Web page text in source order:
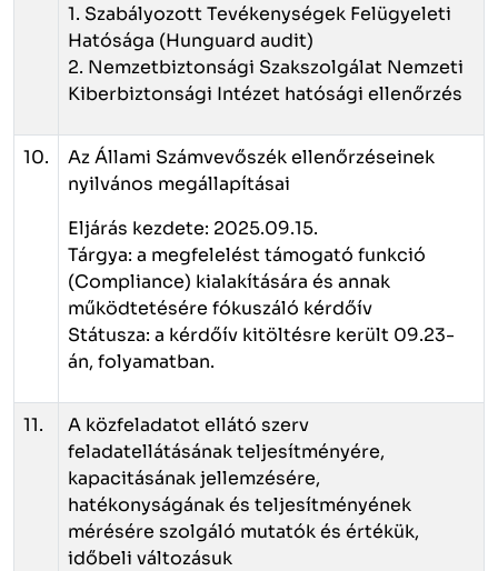
1. Szabályozott Tevékenységek Felügyeleti
Hatósága (Hunguard audit)
2. Nemzetbiztonsági Szakszolgálat Nemzeti
Kiberbiztonsági Intézet hatósági ellenőrzés
10.
Az Állami Számvevőszék ellenőrzéseinek
nyilvános megállapításai
Eljárás kezdete: 2025.09.15.
Tárgya: a megfelelést támogató funkció
(Compliance) kialakítására és annak
működtetésére fókuszáló kérdőív
Státusza: a kérdőív kitöltésre került 09.23-
án, folyamatban.
11.
A közfeladatot ellátó szerv
feladatellátásának teljesítményére,
kapacitásának jellemzésére,
hatékonyságának és teljesítményének
mérésére szolgáló mutatók és értékük,
időbeli változásuk